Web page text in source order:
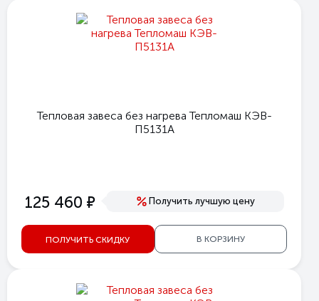
Тепловая завеса без нагрева Тепломаш КЭВ-
П5131А
125 460 е Получить лучшую цену
ПОЛУЧИТЬ СКИДКУ В КОРЗИНУ